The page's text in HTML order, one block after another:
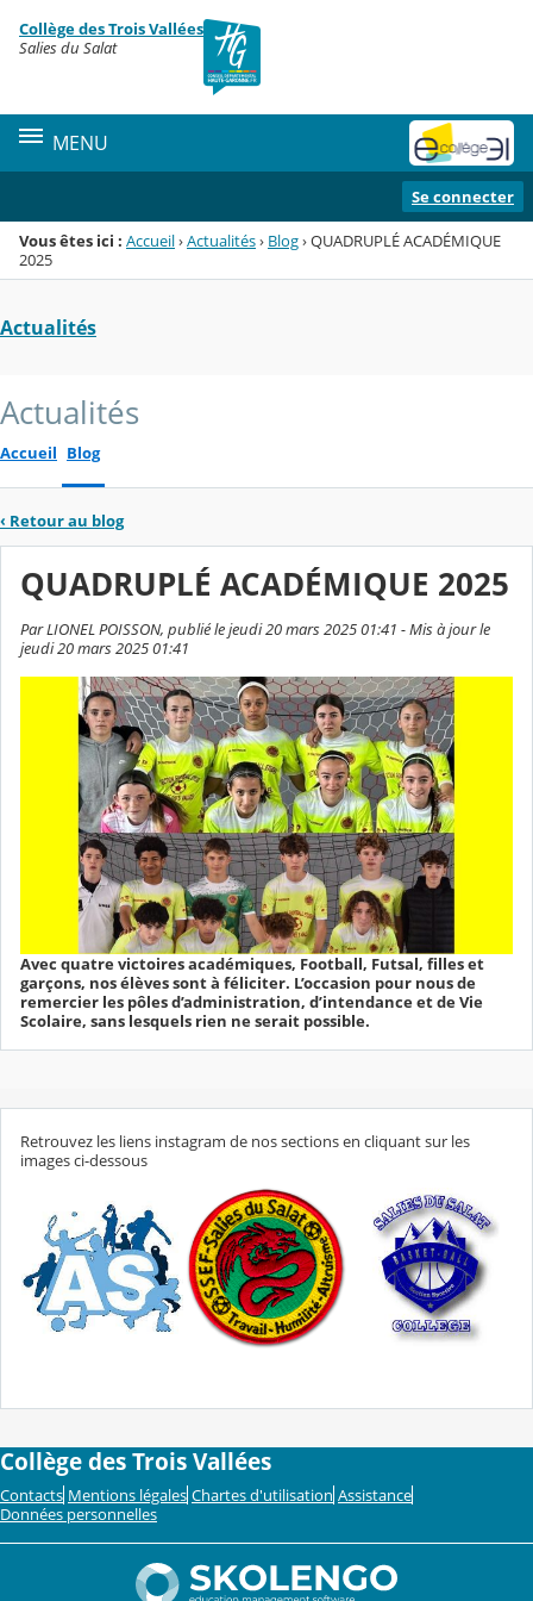
Menu de la rubrique
Contenu
Collège des Trois Vallées
Salies du Salat
MENU
Se connecter
Vous êtes ici : Accueil›Actualités› Blog›QUADRUPLÉ ACADÉMIQUE
2025
Actualités
Actualités
Accueil Blog
‹ Retour au blog
QUADRUPLÉ ACADÉMIQUE 2025
Par LIONEL POISSON, publié le jeudi 20 mars 2025 01:41 - Mis à jour le
jeudi 20 mars 2025 01:41
Avec quatre victoires académiques, Football, Futsal, filles et
garçons, nos élèves sont à féliciter. L’occasion pour nous de
remercier les pôles d’administration, d’intendance et de Vie
Scolaire, sans lesquels rien ne serait possible.
Retrouvez les liens instagram de nos sections en cliquant sur les
images ci-dessous
Collège des Trois Vallées
Contacts Mentions légales Chartes d'utilisation Assistance
Données personnelles